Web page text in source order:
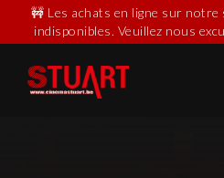
🚧 Les achats en ligne sur
indisponibles. Veuillez nous